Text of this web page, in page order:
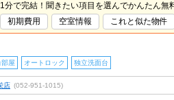
1分で完結！聞きたい項目を選んでかんたん無
初期費用
空室情報 これと似た物件
部屋 オートロック 独立洗面台
店 (052-951-1015)